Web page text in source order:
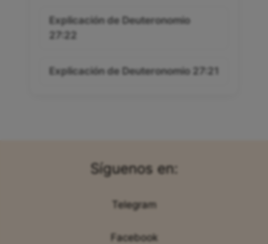
Explicación de Deuteronomio
27:22
Explicación de Deuteronomio 27:21
Síguenos en:
Telegram
Facebook